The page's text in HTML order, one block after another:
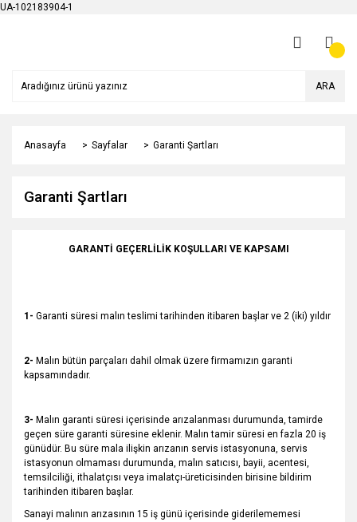
UA-102183904-1
ARA
Anasayfa Sayfalar Garanti Şartları
Garanti Şartları
GARANTİ GEÇERLİLİK KOŞULLARI VE KAPSAMI
1- Garanti süresi malın teslimi tarihinden itibaren başlar ve 2 (iki) yıldır
2- Malın bütün parçaları dahil olmak üzere firmamızın garanti
kapsamındadır.
3- Malın garanti süresi içerisinde arızalanması durumunda, tamirde
geçen süre garanti süresine eklenir. Malın tamir süresi en fazla 20 iş
günüdür. Bu süre mala ilişkin arızanın servis istasyonuna, servis
istasyonun olmaması durumunda, malın satıcısı, bayii, acentesi,
temsilciliği, ithalatçısı veya imalatçı-üreticisinden birisine bildirim
tarihinden itibaren başlar.
Sanayi malının arızasının 15 iş günü içerisinde giderilememesi